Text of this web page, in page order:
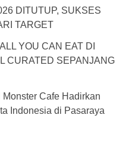
DITUTUP, SUKSES
TARGET
YOU CAN EAT DI
CURATED SEPANJANG
Monster Cafe Hadirkan
Indonesia di Pasaraya